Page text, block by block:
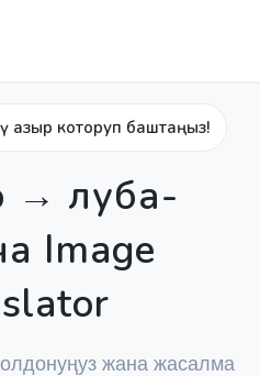
азыр которуп баштаңыз!
→ луба-
Image
жана жасалма